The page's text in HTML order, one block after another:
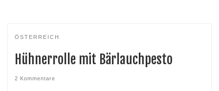
ÖSTERREICH
Hühnerrolle mit Bärlauchpesto
2 Kommentare